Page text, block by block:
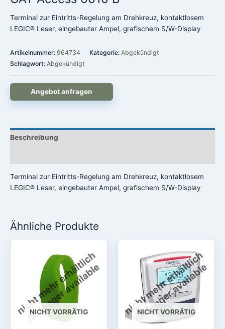
Terminal zur Eintritts-Regelung am Drehkreuz, kontaktlosem
LEGIC® Leser, eingebauter Ampel, grafischem S/W-Display
Artikelnummer: 964734 Kategorie: Abgekündigt
Schlagwort: Abgekündigt
Angebot anfragen
Beschreibung
Terminal zur Eintritts-Regelung am Drehkreuz, kontaktlosem
LEGIC® Leser, eingebauter Ampel, grafischem S/W-Display
Ähnliche Produkte
NICHT VORRÄTIG NICHT VORRÄTIG